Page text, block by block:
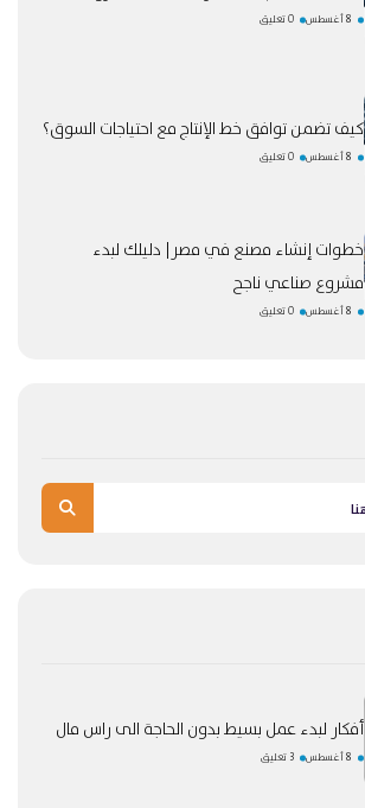
8 أغسطس 0 تعليق
كيف تضمن توافق خط الإنتاج مع احتياجات السوق؟
8 أغسطس 0 تعليق
خطوات إنشاء مصنع في مصر| دليلك لبدء
مشروع صناعي ناجح
8 أغسطس 0 تعليق
أفكار لبدء عمل بسيط بدون الحاجة الى راس مال
8 أغسطس 3 تعليق